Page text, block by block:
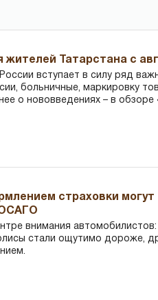
Татарстана с
вступает в силу ряд
больничные, маркировку
о нововведениях – в обзоре
страховки могут
внимания
стали ощутимо дороже,